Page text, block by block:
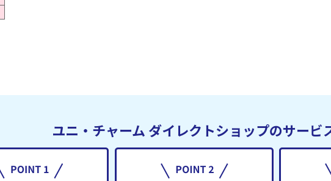
ユニ・チャーム ダイレクトショップのサービ